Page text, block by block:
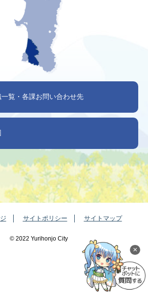
×
一覧・各課お問い合わせ先
サイトポリシー サイトマップ
©️ 2022 Yurihonjo City